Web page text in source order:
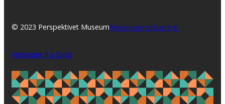
© 2023 Perspektivet MuseumPersonvernerklæring
Nettsider fra Gnist